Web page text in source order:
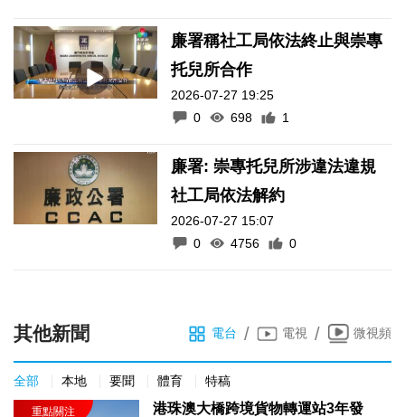
廉署稱社工局依法終止與崇專
托兒所合作
2026-07-27 19:25
0
698 1
廉署: 崇專托兒所涉違法違規
社工局依法解約
2026-07-27 15:07
0
4756 0
其他新聞 電台 / 電視 / 微視頻
全部 本地 要聞 體育 特稿
港珠澳大橋跨境貨物轉運站3年發